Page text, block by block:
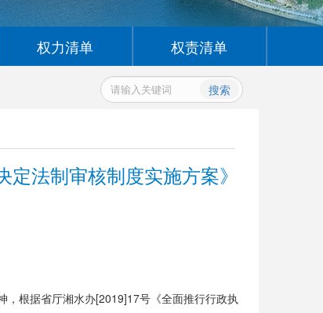
权力清单 权责清单
搜索
法制审核制度实施方案》
，根据省厅湘水办[2019]17号《全面推行行政执